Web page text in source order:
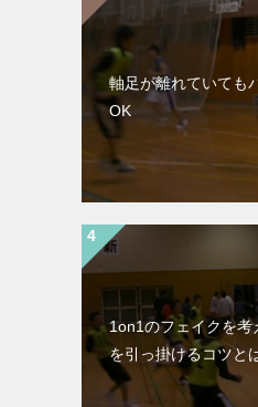
軸足が離れていても
OK
1on1のフェイクを考
を引っ掛けるコツと